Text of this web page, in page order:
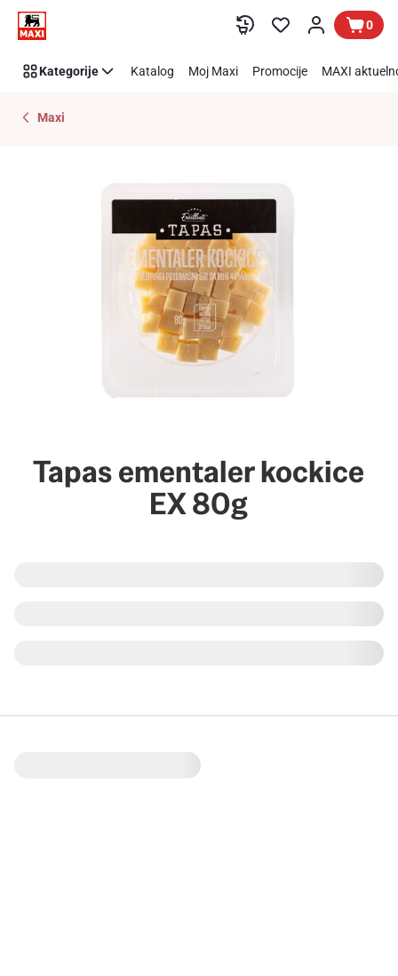
Preskoči link 0
Kategorije Katalog Moj Maxi Promocije MAXI
Maxi
Tapas ementaler kockice
EX 80g